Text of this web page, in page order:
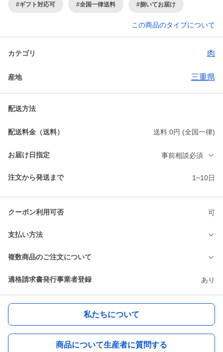
#ギフト対応可 #全国一律送料 #捌いてお届け
この商品のタイプについて
カテゴリ 肉
産地 三重県
配送方法
配送料金（送料） 送料:0円 (全国一律)
お届け日指定 事前相談必須
注文から発送まで 1~10日
クーポン利用可否 可
支払い方法
複数商品のご注文について
適格請求書発行事業者登録 あり
私たちについて
商品について生産者に質問する